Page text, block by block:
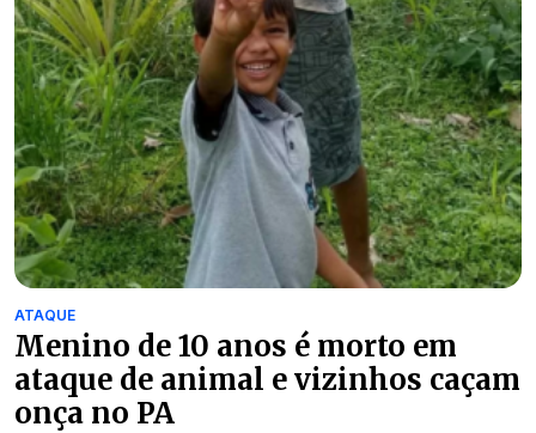
ATAQUE
Menino de 10 anos é morto em
ataque de animal e vizinhos caçam
onça no PA